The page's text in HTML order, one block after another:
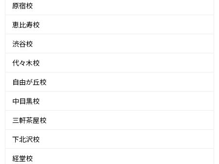
原宿校
恵比寿校
渋谷校
代々木校
自由が丘校
中目黒校
三軒茶屋校
下北沢校
経堂校